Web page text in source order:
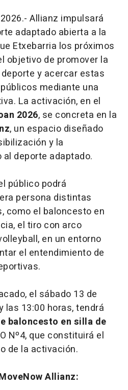
Allianz impulsará
adaptado abierta a la
Etxebarria los próximos
objetivo de promover la
y acercar estas
mediante una
La activación, en el
2026, se concreta en la
, un espacio diseñado
y la
deporte adaptado.
público podrá
persona distintas
como el baloncesto en
el tiro con arco
en un entorno
el entendimiento de
el sábado 13 de
las 13:00 horas, tendrá
baloncesto en silla de
Nº4, que constituirá el
de la activación.
Allianz: